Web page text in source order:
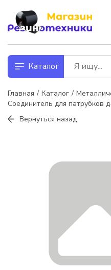
Каталог
Главная Каталог
Соединитель для патрубков
Вернуться назад